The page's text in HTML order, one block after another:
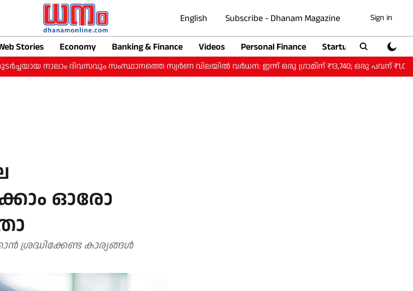
English Subscribe - Dhanam Magazine Sign in
Stories Economy Banking & Finance Videos Personal Finance Startup
നാലാം ദിവസവും സംസ്ഥാനത്തെ സ്വർണ വിലയിൽ വർധന: ഇന്ന് ഒരു ​ഗ്രാമിന് ₹13,740; ഒരു പവന് ₹1,09,920.
ഓരോ
ശ്രദ്ധിക്കേണ്ട കാര്യങ്ങള്‍